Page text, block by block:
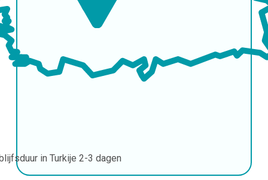
in Turkije 2-3 dagen